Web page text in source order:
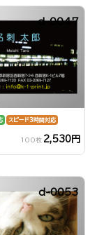
d-0047
スピード3時間対応
100枚 2,530円
d-0053